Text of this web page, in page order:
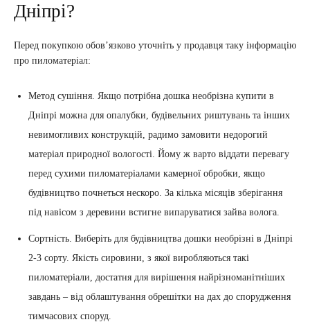
Дніпрі?
Перед покупкою обов’язково уточніть у продавця таку інформацію
про пиломатеріал:
Метод сушіння. Якщо потрібна дошка необрізна купити в
Дніпрі можна для опалубки, будівельних риштувань та інших
невимогливих конструкцій, радимо замовити недорогий
матеріал природної вологості. Йому ж варто віддати перевагу
перед сухими пиломатеріалами камерної обробки, якщо
будівництво почнеться нескоро. За кілька місяців зберігання
під навісом з деревини встигне випаруватися зайва волога.
Сортність. Виберіть для будівництва дошки необрізні в Дніпрі
2-3 сорту. Якість сировини, з якої виробляються такі
пиломатеріали, достатня для вирішення найрізноманітніших
завдань – від облаштування обрешітки на дах до спорудження
тимчасових споруд.